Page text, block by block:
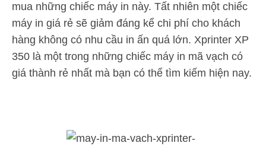
mua những chiếc máy in này. Tất nhiên một chiếc
máy in giá rẻ sẽ giảm đáng kể chi phí cho khách
hàng không có nhu cầu in ấn quá lớn. Xprinter XP
350 là một trong những chiếc máy in mã vạch có
giá thành rẻ nhất mà bạn có thể tìm kiếm hiện nay.